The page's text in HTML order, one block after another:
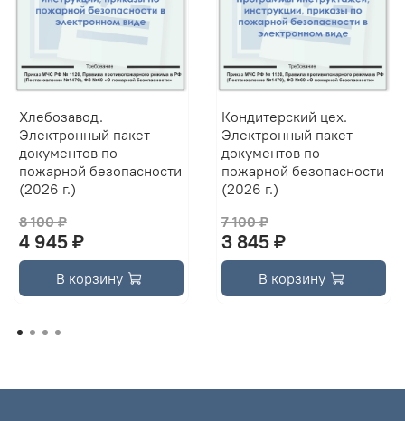
Хлебозавод.
Электронный пакет
документов по
пожарной безопасности
(2026 г.)
8 100 ₽
4 945 ₽
В корзину
Кондитерский цех.
Электронный пакет
документов по
пожарной безопасности
(2026 г.)
7 100 ₽
3 845 ₽
В корзину